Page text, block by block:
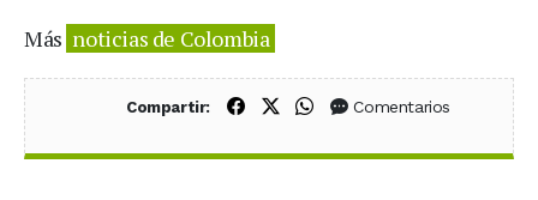
Más noticias de Colombia
Compartir: Compartir en Facebook
Compartir en X (Twitter)
Compartir en WhatsApp
Comentarios